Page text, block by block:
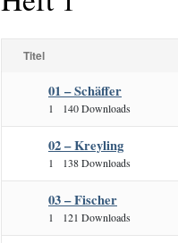
Titel
01 – Schäffer
1 140 Downloads
02 – Kreyling
1 138 Downloads
03 – Fischer
1 121 Downloads